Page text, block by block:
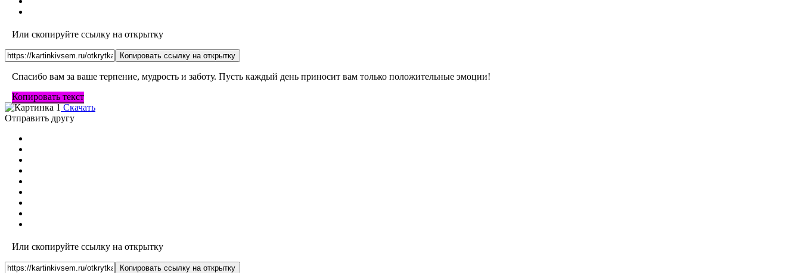
Или скопируйте ссылку на открытку
Копировать ссылку на открытку
Спасибо вам за ваше терпение, мудрость и заботу. Пусть каждый день приносит вам только положительные эмоции!
Копировать текст
Скачать
Отправить другу
Или скопируйте ссылку на открытку
Копировать ссылку на открытку